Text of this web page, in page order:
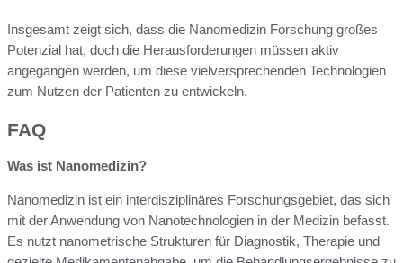
Insgesamt zeigt sich, dass die Nanomedizin Forschung großes
Potenzial hat, doch die Herausforderungen müssen aktiv
angegangen werden, um diese vielversprechenden Technologien
zum Nutzen der Patienten zu entwickeln.
FAQ
Was ist Nanomedizin?
Nanomedizin ist ein interdisziplinäres Forschungsgebiet, das sich
mit der Anwendung von Nanotechnologien in der Medizin befasst.
Es nutzt nanometrische Strukturen für Diagnostik, Therapie und